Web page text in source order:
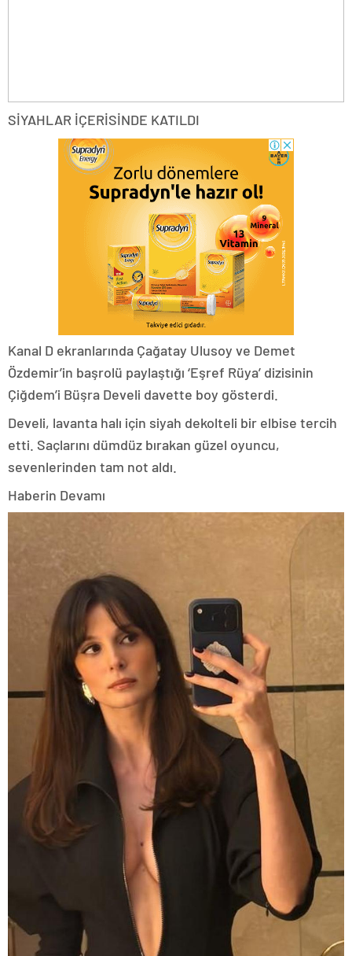
SİYAHLAR İÇERİSİNDE KATILDI
Kanal D ekranlarında Çağatay Ulusoy ve Demet
Özdemir’in başrolü paylaştığı ‘Eşref Rüya’ dizisinin
Çiğdem’i Büşra Develi davette boy gösterdi.
Develi, lavanta halı için siyah dekolteli bir elbise tercih
etti. Saçlarını dümdüz bırakan güzel oyuncu,
sevenlerinden tam not aldı.
Haberin Devamı